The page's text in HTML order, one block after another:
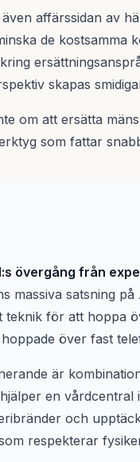
affärssidan av
de kostsamma
skapas
om att ersätta
som fattar
övergång från
massiva satsning
teknik för att hoppa
över fast
är
en
och
respekterar